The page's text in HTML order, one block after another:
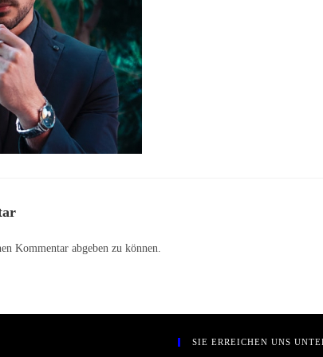
einen Kommentar abgeben zu können.
SIE ERREICHEN UNS UNTER